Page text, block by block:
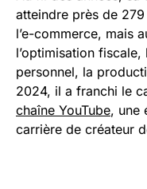
atteindre près de
l’e-commerce, mais
l’optimisation
personnel, la
2024, il a franchi le
chaîne YouTube, une
carrière de créateur